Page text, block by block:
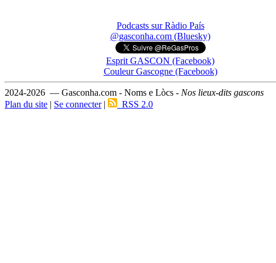
Podcasts sur Ràdio País
@gasconha.com (Bluesky)
Esprit GASCON (Facebook)
Couleur Gascogne (Facebook)
2024-2026 — Gasconha.com - Noms e Lòcs - Nos lieux-dits gascons
Plan du site | Se connecter| RSS 2.0